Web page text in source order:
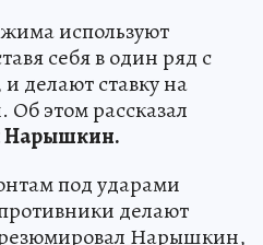
используют
себя в один ряд с
делают ставку на
Об этом рассказал
Нарышкин.
под ударами
делают
Нарышкин,